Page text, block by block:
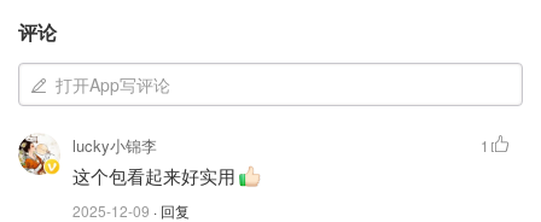
评论
打开App写评论
lucky小锦李
这个包看起来好实用
2025-12-09 · 回复
1